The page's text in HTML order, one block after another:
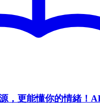
，更能懂你的情緒！